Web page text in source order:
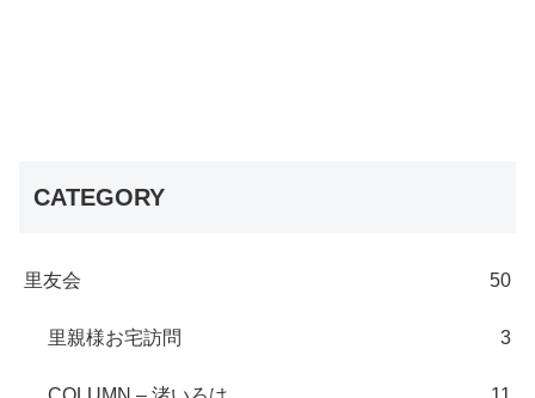
CATEGORY
里友会 50
里親様お宅訪問 3